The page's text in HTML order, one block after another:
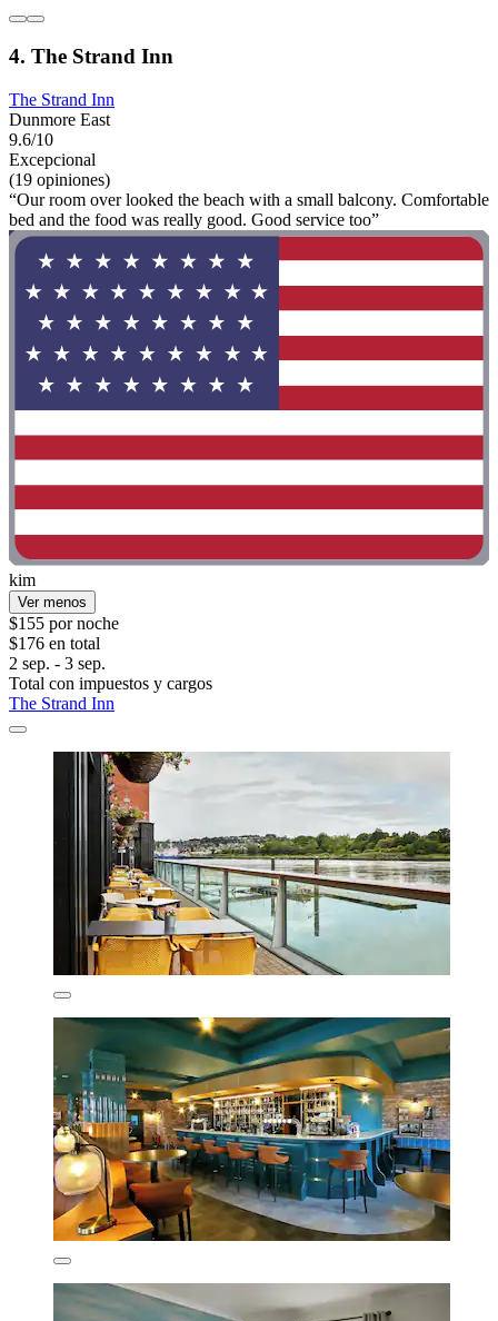
4. The Strand Inn
The Strand Inn
Dunmore East
9.6/10
Excepcional
(19 opiniones)
“Our room over looked the beach with a small balcony. Comfortable
bed and the food was really good. Good service too”
kim
Ver menos
$155 por noche
$176 en total
2 sep. - 3 sep.
Total con impuestos y cargos
The Strand Inn